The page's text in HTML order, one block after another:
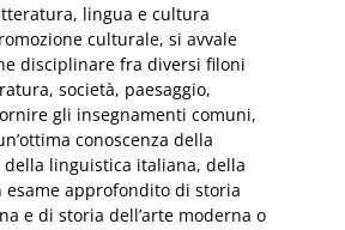
lingua e cultura
culturale, si avvale
disciplinare fra diversi filoni
società, paesaggio,
gli insegnamenti comuni,
conoscenza della
linguistica italiana, della
esame approfondito di storia
e di storia dell’arte moderna o